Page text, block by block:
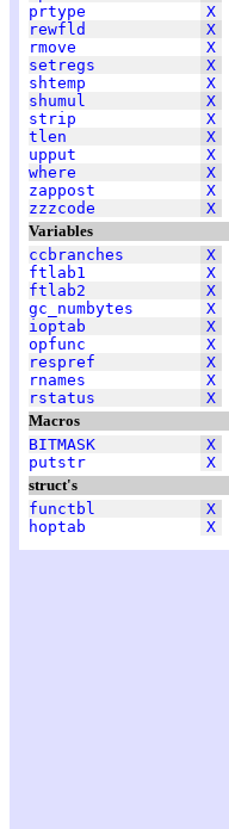
prtype
X
rewfld
X
rmove
X
setregs
X
shtemp
X
shumul
X
strip
X
tlen
X
upput
X
where
X
zappost
X
zzzcode
X
Variables
ccbranches
X
ftlab1
X
ftlab2
X
gc_numbytes
X
ioptab
X
opfunc
X
respref
X
rnames
X
rstatus
X
Macros
BITMASK
X
putstr
X
struct's
functbl
X
hoptab
X